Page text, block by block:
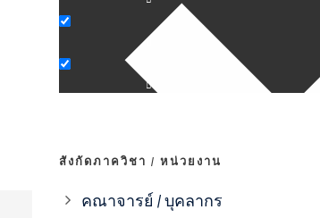
สังกัดภาควิชา / หน่วยงาน
คณาจารย์ / บุคลากร